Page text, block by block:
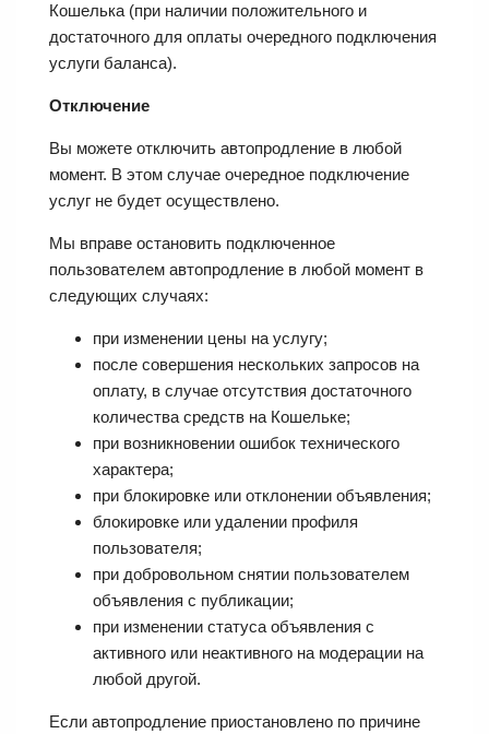
Кошелька (при наличии положительного и
достаточного для оплаты очередного подключения
услуги баланса).
Отключение
Вы можете отключить автопродление в любой
момент. В этом случае очередное подключение
услуг не будет осуществлено.
Мы вправе остановить подключенное
пользователем автопродление в любой момент в
следующих случаях:
при изменении цены на услугу;
после совершения нескольких запросов на
оплату, в случае отсутствия достаточного
количества средств на Кошельке;
при возникновении ошибок технического
характера;
при блокировке или отклонении объявления;
блокировке или удалении профиля
пользователя;
при добровольном снятии пользователем
объявления с публикации;
при изменении статуса объявления с
активного или неактивного на модерации на
любой другой.
Если автопродление приостановлено по причине